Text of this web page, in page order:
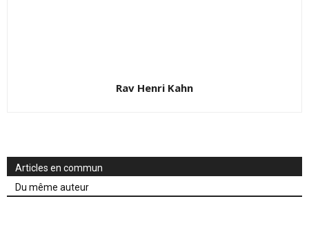
Rav Henri Kahn
Articles en commun
Du même auteur